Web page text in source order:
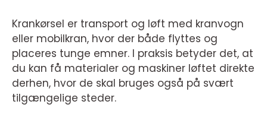
Krankørsel er transport og løft med kranvogn
eller mobilkran, hvor der både flyttes og
placeres tunge emner. I praksis betyder det, at
du kan få materialer og maskiner løftet direkte
derhen, hvor de skal bruges også på svært
tilgængelige steder.